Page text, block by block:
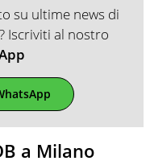
su ultime news di
Iscriviti al nostro
a Milano